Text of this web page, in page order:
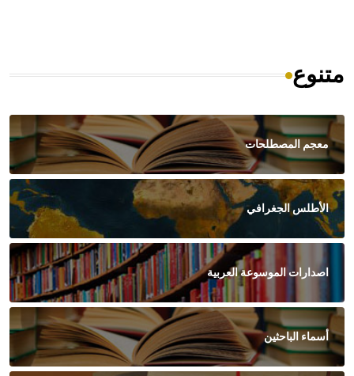
متنوع
معجم المصطلحات
الأطلس الجغرافي
اصدارات الموسوعة العربية
أسماء الباحثين